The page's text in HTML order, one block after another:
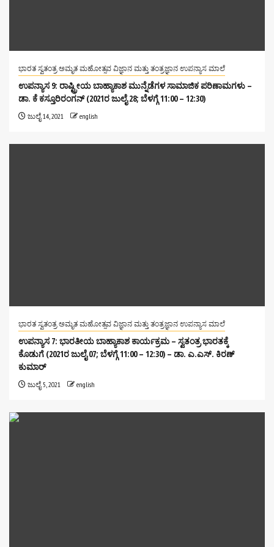
ಭಾರತ ಸ್ವತಂತ್ರ ಅಮೃತ ಮಹೋತ್ಸವ ವಿಜ್ಞಾನ ಮತ್ತು ತಂತ್ರಜ್ಞಾನ ಉಪನ್ಯಾಸ ಮಾಲೆ
ಉಪನ್ಯಾಸ 9: ರಾಷ್ಟ್ರೀಯ ಬಾಹ್ಯಾಕಾಶ ಮುನ್ನೆಡೆಗಳ ಸಾಮಾಜಿಕ ಪರಿಣಾಮಗಳು –
ಡಾ. ಕೆ ಕಸ್ತೂರಿರಂಗನ್ (2021ರ ಜುಲೈ 28; ಬೆಳಗ್ಗೆ 11:00 – 12:30)
ಜುಲೈ 14, 2021 english
ಭಾರತ ಸ್ವತಂತ್ರ ಅಮೃತ ಮಹೋತ್ಸವ ವಿಜ್ಞಾನ ಮತ್ತು ತಂತ್ರಜ್ಞಾನ ಉಪನ್ಯಾಸ ಮಾಲೆ
ಉಪನ್ಯಾಸ 7: ಭಾರತೀಯ ಬಾಹ್ಯಾಕಾಶ ಕಾರ್ಯಕ್ರಮ – ಸ್ವತಂತ್ರ ಭಾರತಕ್ಕೆ
ಕೊಡುಗೆ (2021ರ ಜುಲೈ 07; ಬೆಳಗ್ಗೆ 11:00 – 12:30) – ಡಾ. ಎ.ಎಸ್. ಕಿರಣ್
ಕುಮಾರ್
ಜುಲೈ 5, 2021 english